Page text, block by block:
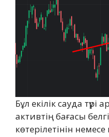
Бұл екілік сауда
активтің бағасы
көтерілетінін